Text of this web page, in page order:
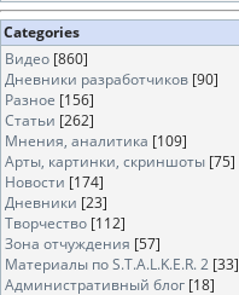
Categories
Видео [860]
Дневники разработчиков [90]
Разное [156]
Статьи [262]
Мнения, аналитика [109]
Арты, картинки, скриншоты [75]
Новости [174]
Дневники [23]
Творчество [112]
Зона отчуждения [57]
Материалы по S.T.A.L.K.E.R. 2 [33]
Административный блог [18]